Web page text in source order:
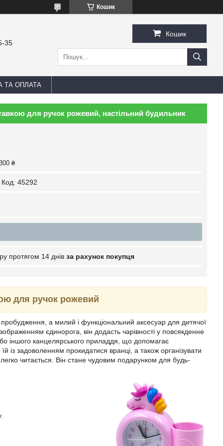
Кошик
35
Кошик
ТА ОПЛАТА
для ручок рожевий, настільний будильник
₴
Код: 45292
протягом 14 днів за рахунок покупця
для ручок рожевий
а милий і функціональний аксесуар для дитячої
єдинорога, він додасть чарівності у повсякденне
іншого канцелярського приладдя, що допомагає
із задоволенням прокидатися вранці, а також організувати
читається. Він стане чудовим подарунком для будь-